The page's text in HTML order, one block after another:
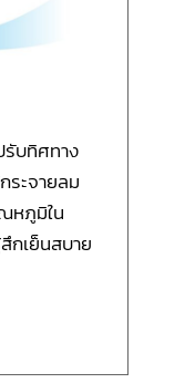
รับทิศทาง
ระจายลม
หภูมิใน
กเย็นสบาย